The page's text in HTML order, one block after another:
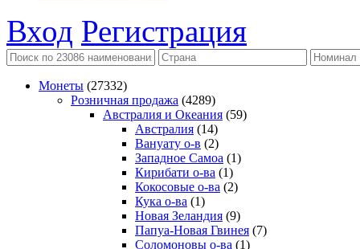
Вход Регистрация
Монеты (27332)
Розничная продажа (4289)
Австралия и Океания (59)
Австралия (14)
Вануату о-в (2)
Западное Самоа (1)
Кирибати о-ва (1)
Кокосовые о-ва (2)
Кука о-ва (1)
Новая Зеландия (9)
Папуа-Новая Гвинея (7)
Соломоновы о-ва (1)